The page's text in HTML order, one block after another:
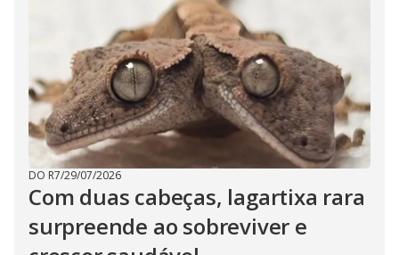
DO R7/29/07/2026
Com duas cabeças, lagartixa rara
surpreende ao sobreviver e